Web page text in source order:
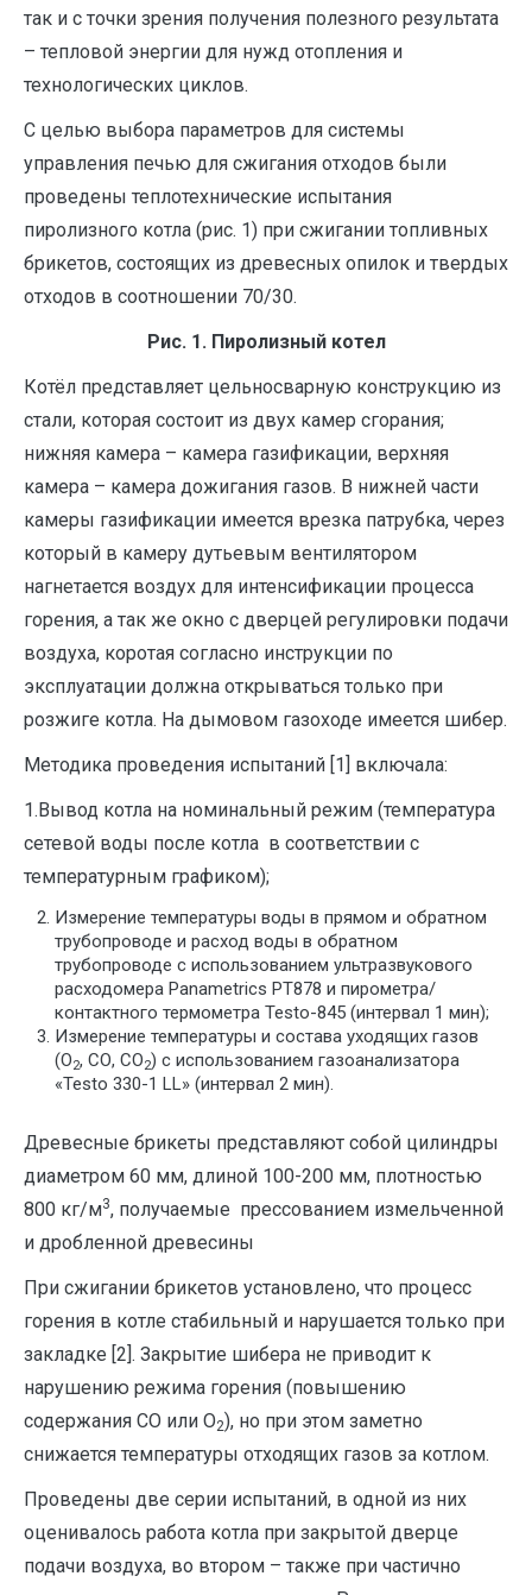
так и с точки зрения получения полезного результата
– тепловой энергии для нужд отопления и
технологических циклов.
С целью выбора параметров для системы
управления печью для сжигания отходов были
проведены теплотехнические испытания
пиролизного котла (рис. 1) при сжигании топливных
брикетов, состоящих из древесных опилок и твердых
отходов в соотношении 70/30.
Рис. 1. Пиролизный котел
Котёл представляет цельносварную конструкцию из
стали, которая состоит из двух камер сгорания;
нижняя камера – камера газификации, верхняя
камера – камера дожигания газов. В нижней части
камеры газификации имеется врезка патрубка, через
который в камеру дутьевым вентилятором
нагнетается воздух для интенсификации процесса
горения, а так же окно с дверцей регулировки подачи
воздуха, коротая согласно инструкции по
эксплуатации должна открываться только при
розжиге котла. На дымовом газоходе имеется шибер.
Методика проведения испытаний [1] включала:
1.Вывод котла на номинальный режим (температура
сетевой воды после котла в соответствии с
температурным графиком);
Измерение температуры воды в прямом и обратном
трубопроводе и расход воды в обратном
трубопроводе с использованием ультразвукового
расходомера Panametrics PT878 и пирометра/
контактного термометра Testo-845 (интервал 1 мин);
Измерение температуры и состава уходящих газов
(О2, СО, СО2) с использованием газоанализатора
«Testo 330-1 LL» (интервал 2 мин).
Древесные брикеты представляют собой цилиндры
диаметром 60 мм, длиной 100-200 мм, плотностью
800 кг/м3, получаемые прессованием измельченной
и дробленной древесины
При сжигании брикетов установлено, что процесс
горения в котле стабильный и нарушается только при
закладке [2]. Закрытие шибера не приводит к
нарушению режима горения (повышению
содержания CO или О2), но при этом заметно
снижается температуры отходящих газов за котлом.
Проведены две серии испытаний, в одной из них
оценивалось работа котла при закрытой дверце
подачи воздуха, во втором – также при частично